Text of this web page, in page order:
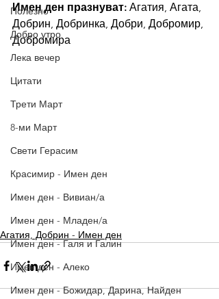
Полезно
Добро утро
Лека вечер
Цитати
Трети Март
8-ми Март
Свети Герасим
Красимир - Имен ден
Имен ден - Вивиан/а
Имен ден - Младен/а
Имен ден - Галя и Галин
Имен ден - Алеко
Имен ден - Божидар, Дарина, Найден
Имен ден празнуват: Агатия, Агата,
Добрин, Добринка, Добри, Добромир,
Добромира
Агатия, Добрин - Имен ден